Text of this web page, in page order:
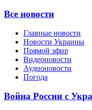
Все новости
Главные новости
Новости Украины
Прямой эфир
Видеоновости
Аудионовости
Погода
Война России с